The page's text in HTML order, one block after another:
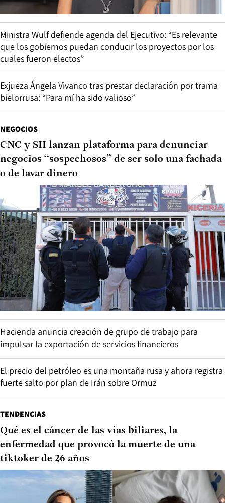
Ministra Wulf defiende agenda del Ejecutivo: “Es relevante
que los gobiernos puedan conducir los proyectos por los
cuales fueron electos”
Exjueza Ángela Vivanco tras prestar declaración por trama
bielorrusa: “Para mí ha sido valioso”
NEGOCIOS
CNC y SII lanzan plataforma para denunciar
negocios “sospechosos” de ser solo una fachada
o de lavar dinero
Hacienda anuncia creación de grupo de trabajo para
impulsar la exportación de servicios financieros
El precio del petróleo es una montaña rusa y ahora registra
fuerte salto por plan de Irán sobre Ormuz
TENDENCIAS
Qué es el cáncer de las vías biliares, la
enfermedad que provocó la muerte de una
tiktoker de 26 años